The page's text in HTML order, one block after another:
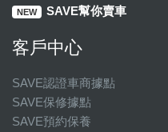
NEW SAVE幫你賣車
客戶中心
SAVE認證車商據點
SAVE保修據點
SAVE預約保養